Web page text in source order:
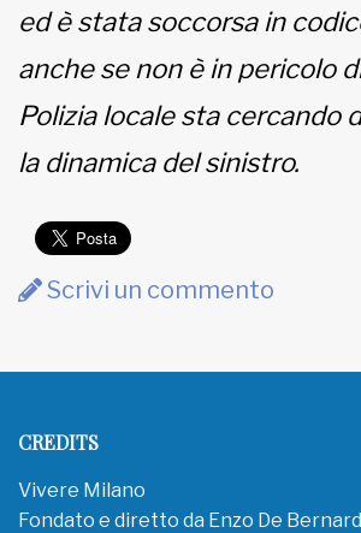
www.viveremilano.info
Bernardis
EDB edizioni - Via Brivio angolo C.
ed è stata soccorsa in
anche se non è in pericolo
Polizia locale sta cercando
la dinamica del sinistro.
Scrivi un commento
CREDITS
Vivere Milano
Fondato e diretto da Enzo De